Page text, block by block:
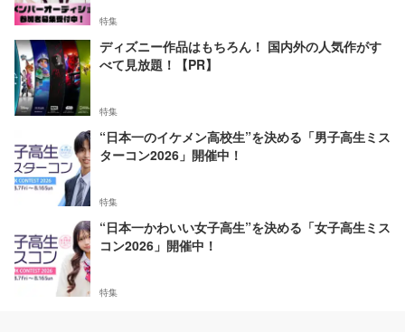
特集
ディズニー作品はもちろん！ 国内外の人気作がす
べて見放題！【PR】
特集
“日本一のイケメン高校生”を決める「男子高生ミス
ターコン2026」開催中！
特集
“日本一かわいい女子高生”を決める「女子高生ミス
コン2026」開催中！
特集